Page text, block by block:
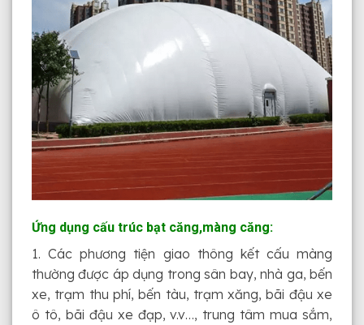
Ứng dụng cấu trúc bạt căng,màng căng:
1. Các phương tiện giao thông kết cấu màng
thường được áp dụng trong sân bay, nhà ga, bến
xe, trạm thu phí, bến tàu, trạm xăng, bãi đậu xe
ô tô, bãi đậu xe đạp, v.v…, trung tâm mua sắm,